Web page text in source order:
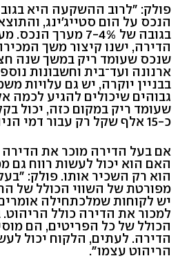
הנכס על הום סטייג'ינג,
בגובה של 7-4%
הדירה, ישנו קיצור משך
שנכס שעומד ריק במשך שנה
ארנונה ועד־בית וחשבונות
בבניין יוקרה, יש גם עלויות
גבוהים שיכולים להגיע לכמה
שעומד ריק במקום כזה, יכול
כ-15 אלף שקל רק עבור דמי הניהול".
אם בעל הדירה מוכר את
האם הוא יכול לעשות רווח גם
הוא רק השכיר אותו. פולק:
מפורטת של השווי הכולל של
יש לקוחות שמלכתחילה
למכור את הדירה כולל
הכולל של כל הפריטים, הם
הדירה. לעתים, הלקוח יכול
הריהוט עצמו".